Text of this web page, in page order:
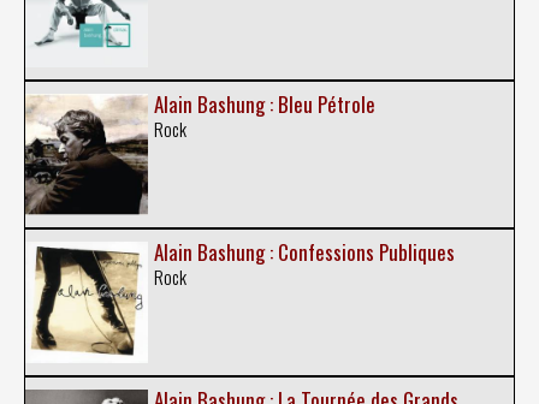
Alain Bashung : Bleu Pétrole
Rock
Alain Bashung : Confessions Publiques
Rock